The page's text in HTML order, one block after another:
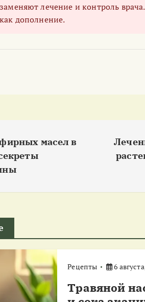
лечение и контроль
дополнение.
масел в
Рецепты 6
Травяной